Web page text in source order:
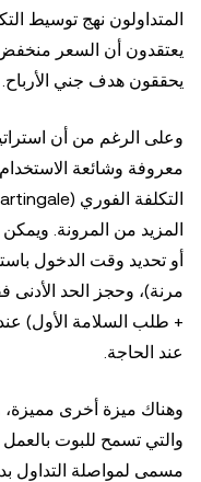
يعتقدون أن السعر منخفض
يحققون هدف جني الأرباح.
معروفة وشائعة
المزيد من المرونة.
أو تحديد وقت الدخول
مرنة)، وحجز الحد الأدنى
+ طلب السلامة الأول)
عند الحاجة.
وهناك ميزة أخرى مميزة،
والتي تسمح للبوت
مسمى لمواصلة التداول